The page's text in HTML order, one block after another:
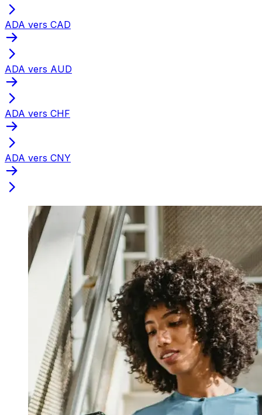
ADA vers CAD
ADA vers AUD
ADA vers CHF
ADA vers CNY